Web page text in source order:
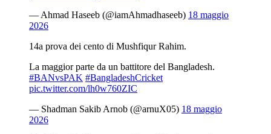
— Ahmad Haseeb (@iamAhmadhaseeb) 18 maggio
2026
14a prova dei cento di Mushfiqur Rahim.
La maggior parte da un battitore del Bangladesh.
#BANvsPAK #BangladeshCricket
pic.twitter.com/lh0w760ZIC
— Shadman Sakib Arnob (@arnuX05) 18 maggio
2026